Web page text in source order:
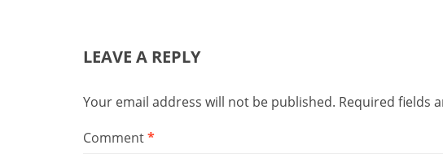
LEAVE A REPLY
Your email address will not be published. Required fields
Comment*